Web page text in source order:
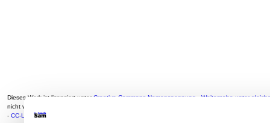
Dieses Werk ist lizenziert unter Creative Commons Namensnennung - Weitergabe unter
nicht von
- CC-Lizenz